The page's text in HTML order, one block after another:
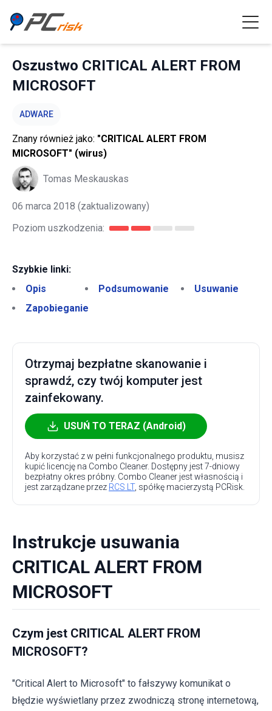
Oszustwo CRITICAL ALERT FROM
MICROSOFT
ADWARE
Znany również jako: "CRITICAL ALERT FROM
MICROSOFT" (wirus)
Tomas Meskauskas
06 marca 2018 (zaktualizowany)
Poziom uszkodzenia:
Szybkie linki:
Opis
Podsumowanie
Usuwanie
Zapobieganie
Otrzymaj bezpłatne skanowanie i
sprawdź, czy twój komputer jest
zainfekowany.
USUŃ TO TERAZ (Android)
Aby korzystać z w pełni funkcjonalnego produktu, musisz
kupić licencję na Combo Cleaner. Dostępny jest 7-dniowy
bezpłatny okres próbny. Combo Cleaner jest własnością i
jest zarządzane przez RCS LT, spółkę macierzystą PCRisk.
Instrukcje usuwania
CRITICAL ALERT FROM
MICROSOFT
Czym jest CRITICAL ALERT FROM
MICROSOFT?
"Critical Alert to Microsoft" to fałszywy komunikat o
błędzie wyświetlany przez zwodniczą stronę internetową,